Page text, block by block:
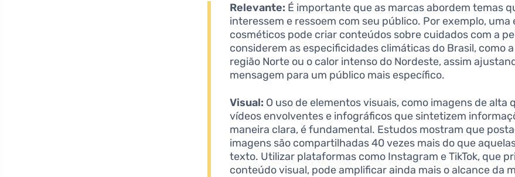
Relevante: É importante que as marcas abordem temas
interessem e ressoem com seu público. Por exemplo, uma
cosméticos pode criar conteúdos sobre cuidados com a
considerem as especificidades climáticas do Brasil, como
região Norte ou o calor intenso do Nordeste, assim
mensagem para um público mais específico.
Visual: O uso de elementos visuais, como imagens de alta
vídeos envolventes e infográficos que sintetizem
maneira clara, é fundamental. Estudos mostram que
imagens são compartilhadas 40 vezes mais do que
texto. Utilizar plataformas como Instagram e TikTok, que
conteúdo visual, pode amplificar ainda mais o alcance da